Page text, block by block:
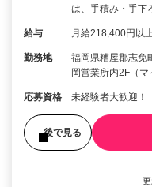
は、手積み・手下
給与 月給218,400円以
勤務地
福岡県糟屋郡志
岡営業所内2F（マ
応募資格 未経験者大歓迎！
後で見る